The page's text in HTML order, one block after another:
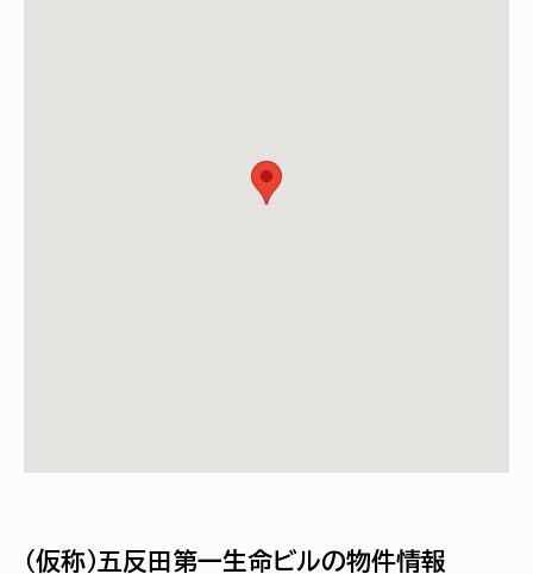
（仮称）五反田第一生命ビルの物件情報